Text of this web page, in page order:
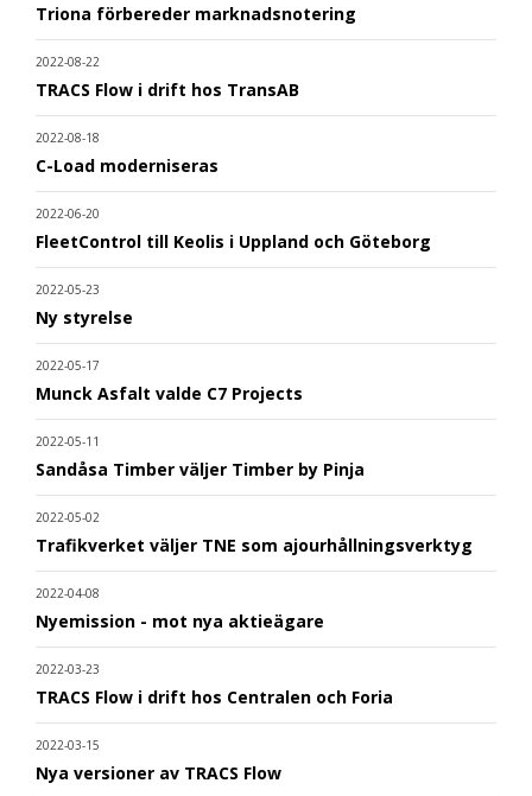
Triona förbereder marknadsnotering
2022-08-22
TRACS Flow i drift hos TransAB
2022-08-18
C-Load moderniseras
2022-06-20
FleetControl till Keolis i Uppland och Göteborg
2022-05-23
Ny styrelse
2022-05-17
Munck Asfalt valde C7 Projects
2022-05-11
Sandåsa Timber väljer Timber by Pinja
2022-05-02
Trafikverket väljer TNE som ajourhållningsverktyg
2022-04-08
Nyemission - mot nya aktieägare
2022-03-23
TRACS Flow i drift hos Centralen och Foria
2022-03-15
Nya versioner av TRACS Flow